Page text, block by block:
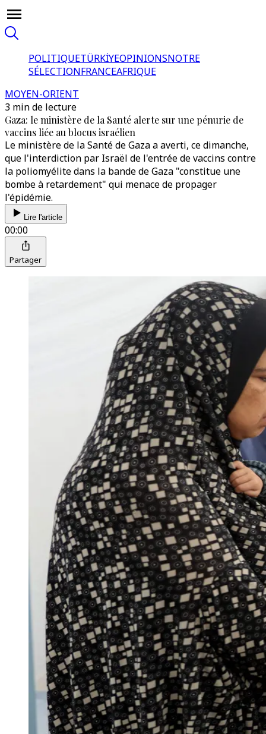
POLITIQUETÜRKİYEOPINIONSNOTRE
SÉLECTIONFRANCEAFRIQUE
MOYEN-ORIENT
3 min de lecture
Gaza: le ministère de la Santé alerte sur une pénurie de
vaccins liée au blocus israélien
Le ministère de la Santé de Gaza a averti, ce dimanche,
que l'interdiction par Israël de l'entrée de vaccins contre
la poliomyélite dans la bande de Gaza "constitue une
bombe à retardement" qui menace de propager
l'épidémie.
Lire l'article
00:00
Partager